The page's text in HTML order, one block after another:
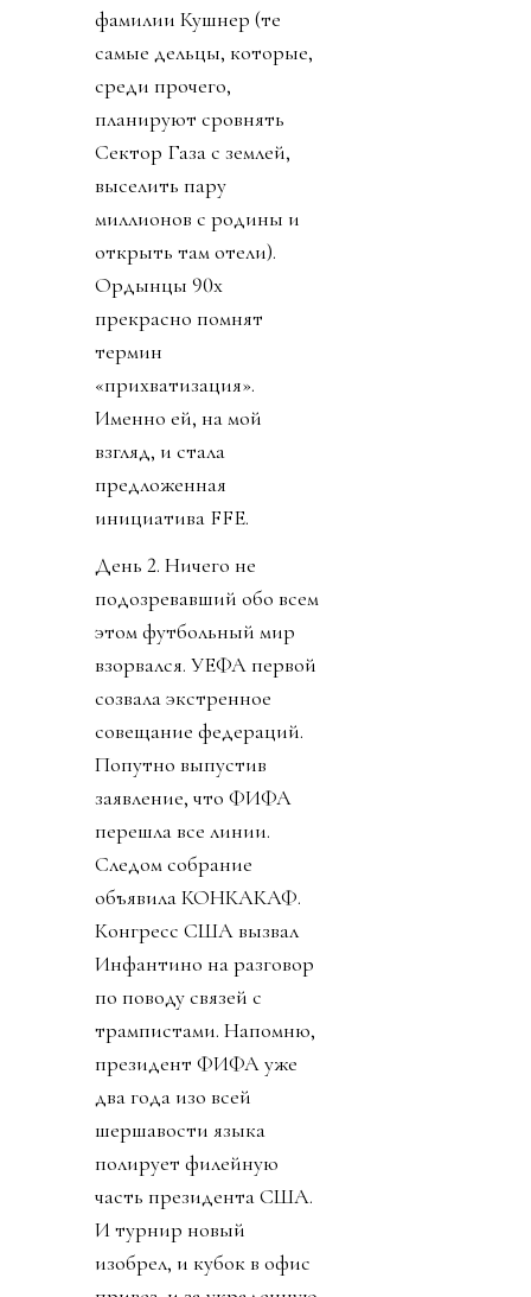
фамилии Кушнер (те
самые дельцы, которые,
среди прочего,
планируют сровнять
Сектор Газа с землей,
выселить пару
миллионов с родины и
открыть там отели).
Ордынцы 90х
прекрасно помнят
термин
«прихватизация».
Именно ей, на мой
взгляд, и стала
предложенная
инициатива FFE.
День 2. Ничего не
подозревавший обо всем
этом футбольный мир
взорвался. УЕФА первой
созвала экстренное
совещание федераций.
Попутно выпустив
заявление, что ФИФА
перешла все линии.
Следом собрание
объявила КОНКАКАФ.
Конгресс США вызвал
Инфантино на разговор
по поводу связей с
трампистами. Напомню,
президент ФИФА уже
два года изо всей
шершавости языка
полирует филейную
часть президента США.
И турнир новый
изобрел, и кубок в офис